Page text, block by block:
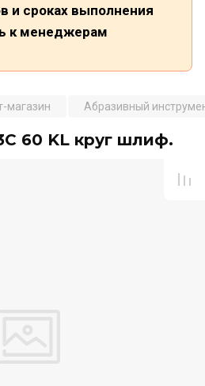
и сроках выполнения
к менеджерам
магазин Абразивный
60 KL круг шлиф.